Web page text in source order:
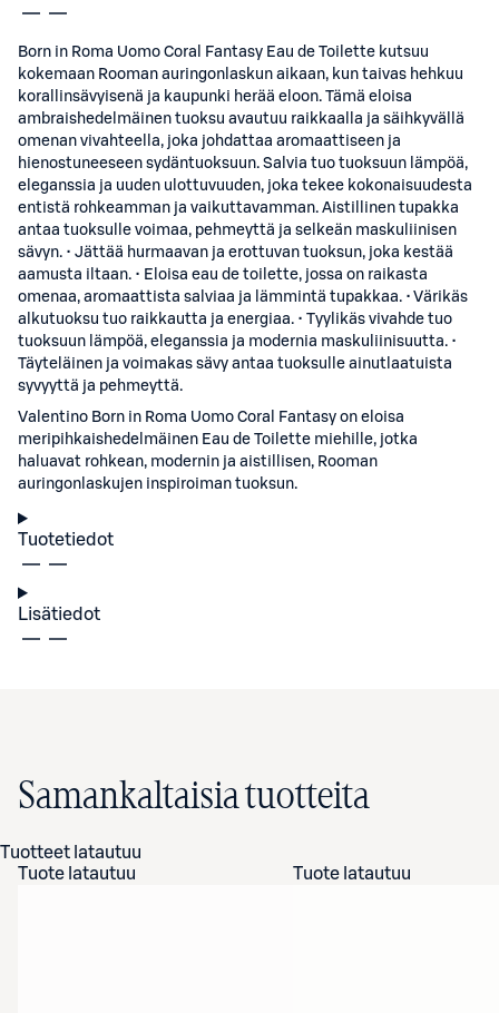
Born in Roma Uomo Coral Fantasy Eau de Toilette kutsuu
kokemaan Rooman auringonlaskun aikaan, kun taivas hehkuu
korallinsävyisenä ja kaupunki herää eloon. Tämä eloisa
ambraishedelmäinen tuoksu avautuu raikkaalla ja säihkyvällä
omenan vivahteella, joka johdattaa aromaattiseen ja
hienostuneeseen sydäntuoksuun. Salvia tuo tuoksuun lämpöä,
eleganssia ja uuden ulottuvuuden, joka tekee kokonaisuudesta
entistä rohkeamman ja vaikuttavamman. Aistillinen tupakka
antaa tuoksulle voimaa, pehmeyttä ja selkeän maskuliinisen
sävyn. • Jättää hurmaavan ja erottuvan tuoksun, joka kestää
aamusta iltaan. • Eloisa eau de toilette, jossa on raikasta
omenaa, aromaattista salviaa ja lämmintä tupakkaa. • Värikäs
alkutuoksu tuo raikkautta ja energiaa. • Tyylikäs vivahde tuo
tuoksuun lämpöä, eleganssia ja modernia maskuliinisuutta. •
Täyteläinen ja voimakas sävy antaa tuoksulle ainutlaatuista
syvyyttä ja pehmeyttä.
Valentino Born in Roma Uomo Coral Fantasy on eloisa
meripihkaishedelmäinen Eau de Toilette miehille, jotka
haluavat rohkean, modernin ja aistillisen, Rooman
auringonlaskujen inspiroiman tuoksun.
Tuotetiedot
Lisätiedot
Samankaltaisia tuotteita
Tuotteet latautuu
Tuote latautuu
Tuote latautuu